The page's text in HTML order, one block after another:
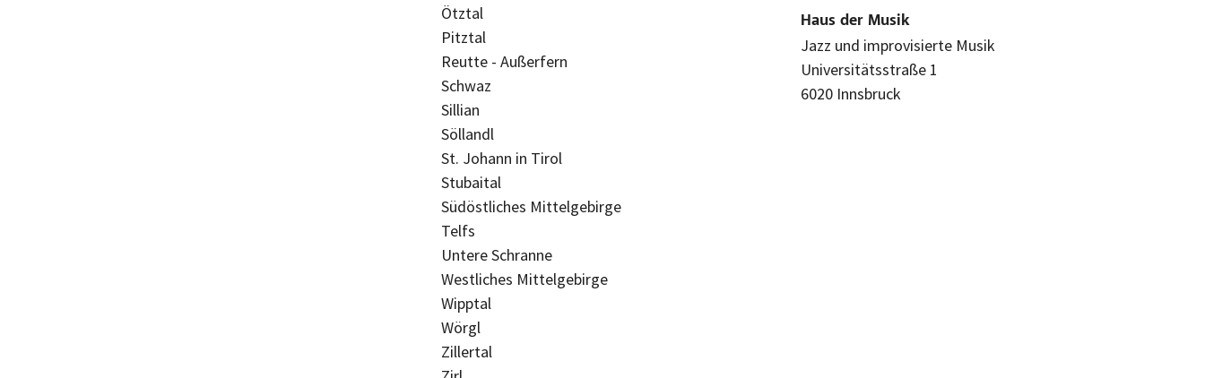
Ötztal
Pitztal
Reutte - Außerfern
Schwaz
Sillian
Söllandl
St. Johann in Tirol
Stubaital
Südöstliches Mittelgebirge
Telfs
Untere Schranne
Westliches Mittelgebirge
Wipptal
Wörgl
Zillertal
Haus der Musik
Jazz und improvisierte Musik
Universitätsstraße 1
6020 Innsbruck